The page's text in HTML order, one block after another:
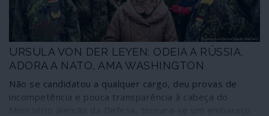
URSULA VON DER LEYEN: ODEIA A RÚSSIA,
ADORA A NATO, AMA WASHINGTON
Não se candidatou a qualquer cargo, deu provas de
incompetência e pouca transparência à cabeça do